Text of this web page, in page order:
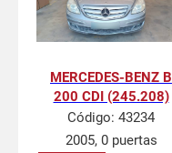
MERCEDES-BENZ B
200 CDI (245.208)
Código: 43234
2005, 0 puertas